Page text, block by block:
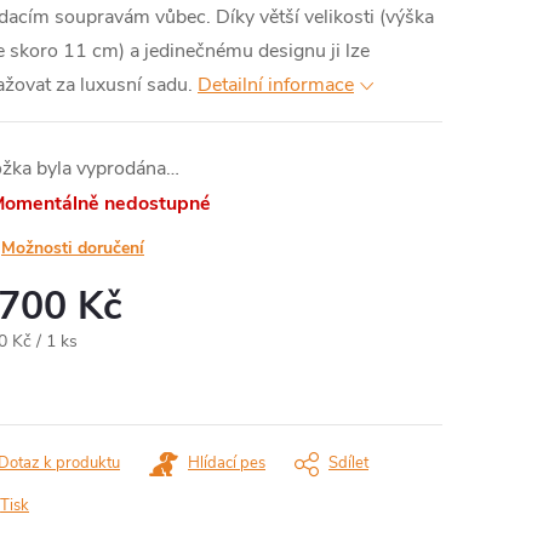
soupravám vůbec. Díky větší velikosti (výška
skoro 11 cm) a jedinečnému designu ji lze
za luxusní sadu. Detailní informace
byla vyprodána…
nedostupné
Možnosti doručení
Kč
Kč / 1 ks
Tisk
Dotaz k produktu Hlídací pes Sdílet